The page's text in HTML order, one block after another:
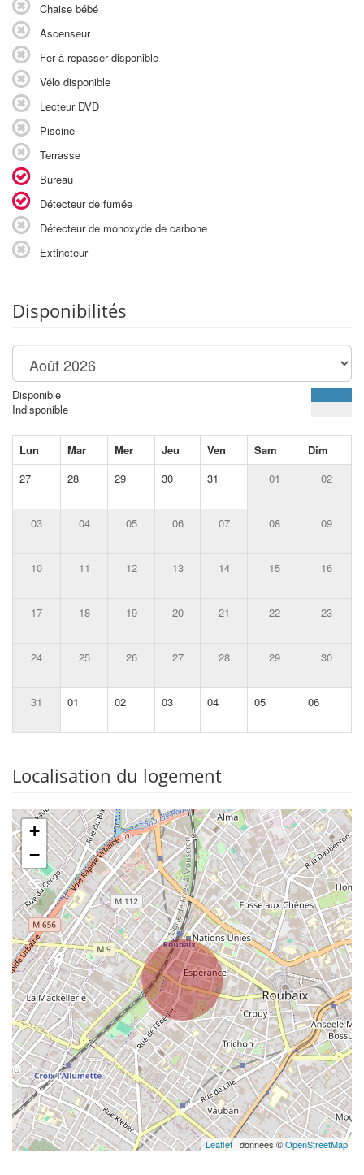
Chaise bébé
Ascenseur
Fer à repasser disponible
Vélo disponible
Lecteur DVD
Piscine
Terrasse
Bureau
Détecteur de fumée
Détecteur de monoxyde de carbone
Extincteur
Disponibilités
Disponible
Indisponible
Lun Mar Mer Jeu Ven Sam
Dim
27
28 29 30 31 01 02
03 04 05 06 07 08 09
10 11 12 13 14 15 16
17 18 19 20 21 22 23
24 25 26 27 28 29 30
31 01 02 03 04 05 06
Localisation du logement
+
−
Leaflet| données ©OpenStreetMap